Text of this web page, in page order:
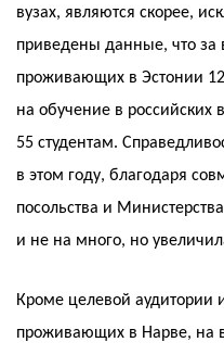
вузах, являются скорее,
приведены данные, что за
проживающих в Эстонии
на обучение в российских
55 студентам.
в этом году, благодаря
посольства и
и не на много, но
Кроме целевой аудитории
проживающих в Нарве, на